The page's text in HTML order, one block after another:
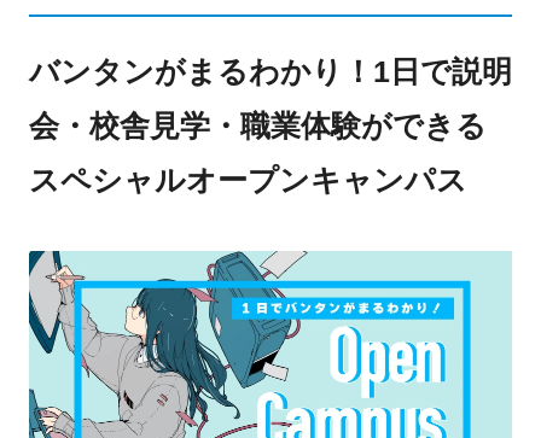
バンタンがまるわかり！1日で説明
会・校舎見学・職業体験ができる
スペシャルオープンキャンパス